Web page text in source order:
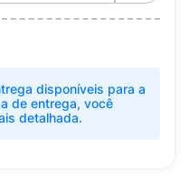
disponíveis para a
de entrega, você
detalhada.